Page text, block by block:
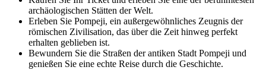
archäologischen Stätten der Welt.
Erleben Sie Pompeji, ein außergewöhnliches Zeugnis der
römischen Zivilisation, das über die Zeit hinweg perfekt
erhalten geblieben ist.
Bewundern Sie die Straßen der antiken Stadt Pompeji und
genießen Sie eine echte Reise durch die Geschichte.